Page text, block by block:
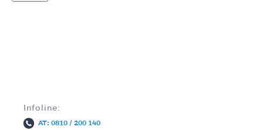
Infoline:
AT: 0810 / 200 140